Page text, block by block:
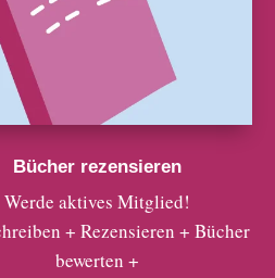
Bücher rezensieren
Werde aktives Mitglied!
+ Rezensieren + Bücher
bewerten +